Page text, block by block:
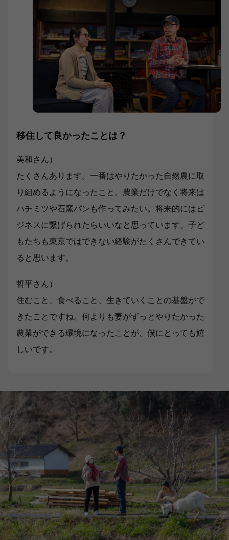
移住して良かったことは？
美和さん）
たくさんあります。一番はやりたかった自然農に取
り組めるようになったこと。農業だけでなく将来は
ハチミツや石窯パンも作ってみたい。将来的にはビ
ジネスに繋げられたらいいなと思っています。子ど
もたちも東京ではできない経験がたくさんできてい
ると思います。
哲平さん）
住むこと、食べること、生きていくことの基盤がで
きたことですね。何よりも妻がずっとやりたかった
農業ができる環境になったことが、僕にとっても嬉
しいです。